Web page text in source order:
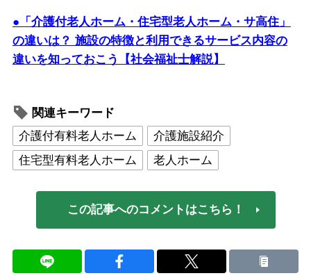
●「介護付老人ホーム・住宅型老人ホーム・サ高住」
の違いは？ 施設の特徴と利用できるサービス内容の
違いを知っておこう【社会福祉士解説】
関連キーワード
介護付有料老人ホーム
介護施設紹介
住宅型有料老人ホーム
老人ホーム
この記事へのコメントはこちら！